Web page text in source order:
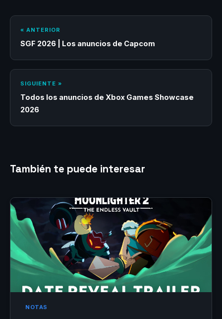
« ANTERIOR
SGF 2026 | Los anuncios de Capcom
SIGUIENTE »
Todos los anuncios de Xbox Games Showcase
2026
También te puede interesar
NOTAS